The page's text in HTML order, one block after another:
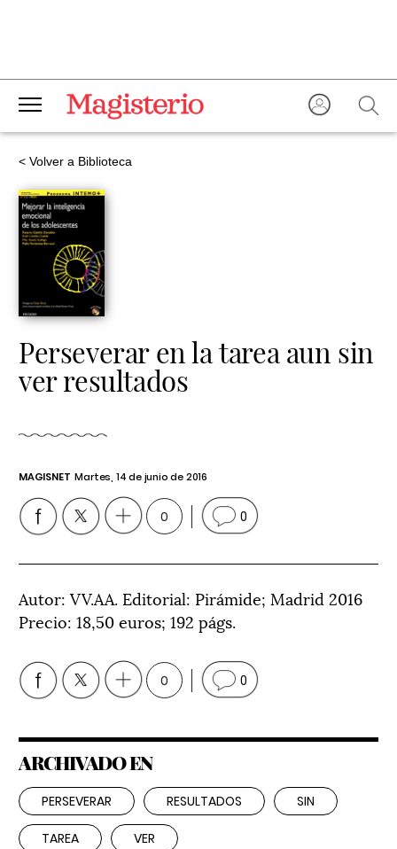
< Volver a Biblioteca
Perseverar en la tarea aun sin
ver resultados
MAGISNET Martes, 14 de junio de 2016
0 0
Autor: VV.AA. Editorial: Pirámide; Madrid 2016
Precio: 18,50 euros; 192 págs.
0 0
ARCHIVADO EN
PERSEVERAR RESULTADOS SIN
TAREA VER